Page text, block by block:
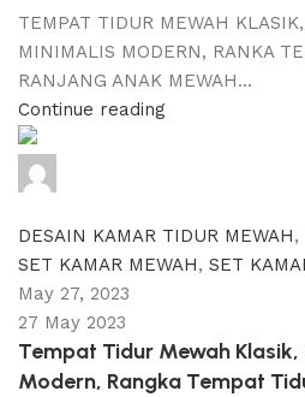
TEMPAT TIDUR MEWAH
MINIMALIS MODERN, RANKA
RANJANG ANAK MEWAH...
Continue reading
DESAIN KAMAR TIDUR MEWAH,
SET KAMAR MEWAH, SET
May 27, 2023
27 May 2023
Tempat Tidur Mewah
Modern, Rangka Tempat